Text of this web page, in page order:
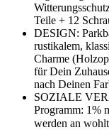
Teile + 12
DESIGN:
rustikalem,
Charme
für Dein
nach Deinen
SOZIALE
Programm: 1%
werden an